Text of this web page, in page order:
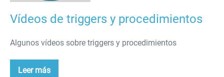
Vídeos de triggers y procedimientos
Algunos vídeos sobre triggers y procedimientos
Leer más
Vídeos